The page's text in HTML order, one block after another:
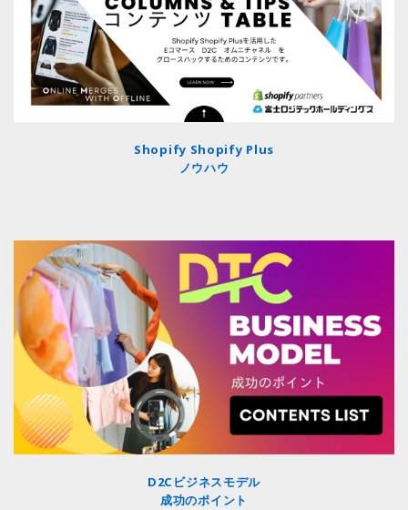
Shopify Shopify Plus
ノウハウ
D2Cビジネスモデル
成功のポイント